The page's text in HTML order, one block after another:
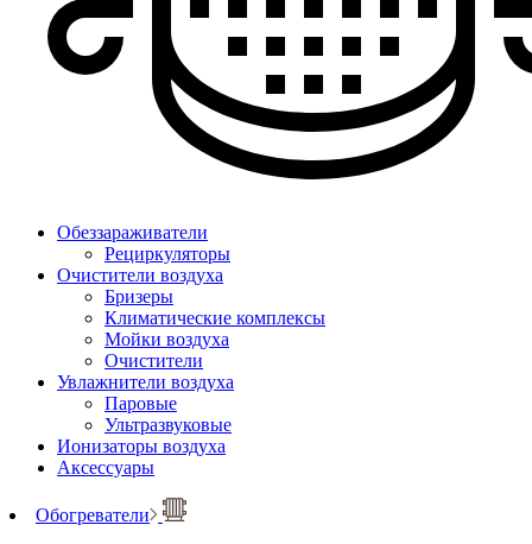
Обеззараживатели
Рециркуляторы
Очистители воздуха
Бризеры
Климатические комплексы
Мойки воздуха
Очистители
Увлажнители воздуха
Паровые
Ультразвуковые
Ионизаторы воздуха
Аксессуары
Обогреватели